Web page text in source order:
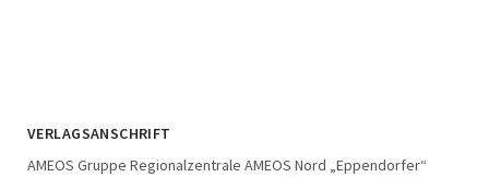
VERLAGSANSCHRIFT
AMEOS Gruppe Regionalzentrale AMEOS Nord „Eppendorfer“